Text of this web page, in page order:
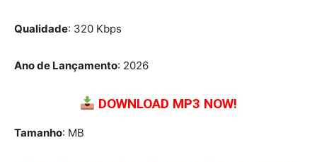
Qualidade: 320 Kbps
Ano de Lançamento: 2026
DOWNLOAD MP3 NOW!
Tamanho: MB